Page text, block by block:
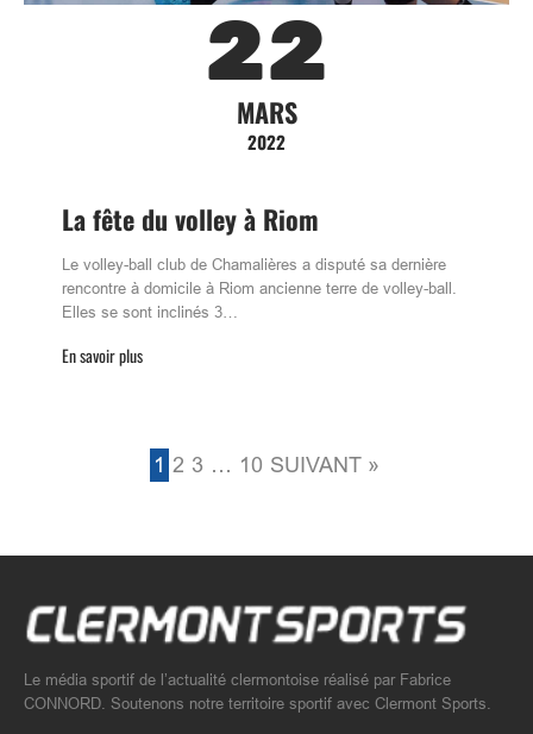
22
MARS
2022
La fête du volley à Riom
Le volley-ball club de Chamalières a disputé sa dernière
rencontre à domicile à Riom ancienne terre de volley-ball.
Elles se sont inclinés 3…
En savoir plus
1 2 3 … 10 SUIVANT »
Le média sportif de l’actualité clermontoise réalisé par Fabrice
CONNORD. Soutenons notre territoire sportif avec Clermont Sports.